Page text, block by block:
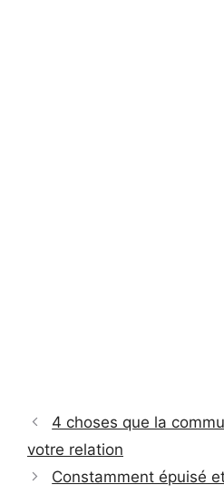
4 choses que la
votre relation
Constamment épuisé